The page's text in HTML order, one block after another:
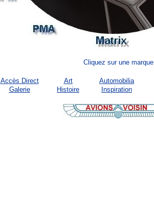
Cliquez sur une marque
Accès Direct Art Automobilia
Galerie Histoire Inspiration